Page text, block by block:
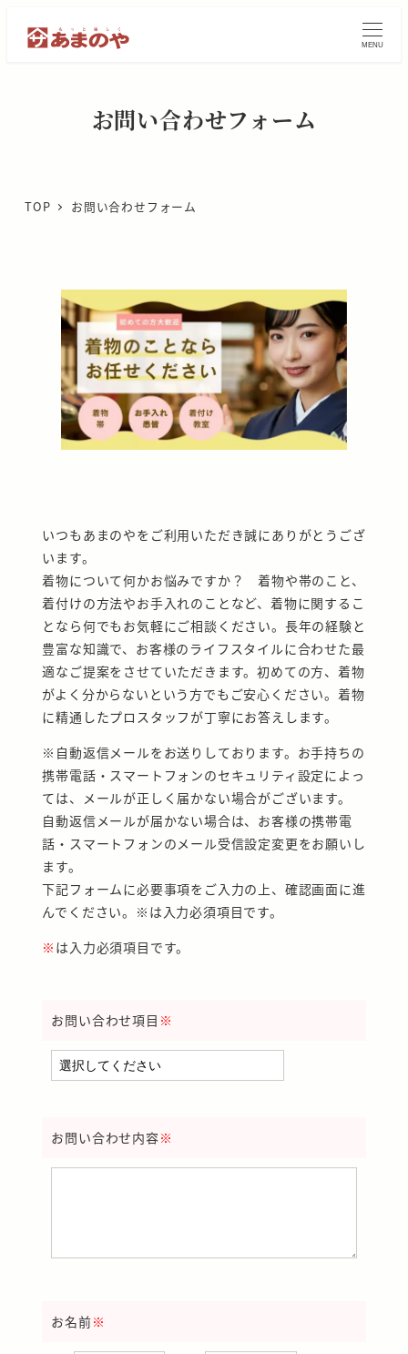
MENU
お問い合わせフォーム
TOP お問い合わせフォーム
いつもあまのやをご利用いただき誠にありがとうござ
います。
着物について何かお悩みですか？ 着物や帯のこと、
着付けの方法やお手入れのことなど、着物に関するこ
となら何でもお気軽にご相談ください。長年の経験と
豊富な知識で、お客様のライフスタイルに合わせた最
適なご提案をさせていただきます。初めての方、着物
がよく分からないという方でもご安心ください。着物
に精通したプロスタッフが丁寧にお答えします。
※自動返信メールをお送りしております。お手持ちの
携帯電話・スマートフォンのセキュリティ設定によっ
ては、メールが正しく届かない場合がございます。
自動返信メールが届かない場合は、お客様の携帯電
話・スマートフォンのメール受信設定変更をお願いし
ます。
下記フォームに必要事項をご入力の上、確認画面に進
んでください。※は入力必須項目です。
※ は入力必須項目です。
お問い合わせ項目 ※
お問い合わせ内容※
お名前※